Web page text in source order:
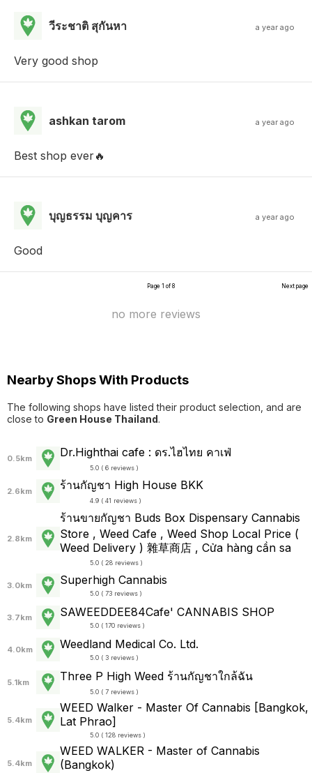
วีระชาติ สุกันหา a year ago
Very good shop
ashkan tarom a year ago
Best shop ever🔥
บุญธรรม บุญคาร a year ago
Good
Page 1 of 8 Next page
no more reviews
Nearby Shops With Products
The following shops have listed their product selection, and are
close to Green House Thailand.
0.5km Dr.Highthai cafe : ดร.ไฮไทย คาเฟ่
5.0 ( 6 reviews )
2.6km ร้านกัญชา High House BKK
4.9 ( 41 reviews )
2.8km
ร้านขายกัญชา Buds Box Dispensary Cannabis
Store , Weed Cafe , Weed Shop Local Price (
Weed Delivery ) 雜草商店 , Cửa hàng cần sa
5.0 ( 28 reviews )
3.0km Superhigh Cannabis
5.0 ( 73 reviews )
3.7km SAWEEDDEE84Cafe' CANNABIS SHOP
5.0 ( 170 reviews )
4.0km Weedland Medical Co. Ltd.
5.0 ( 3 reviews )
5.1km Three P High Weed ร้านกัญชาใกล้ฉัน
5.0 ( 7 reviews )
5.4km
WEED Walker - Master Of Cannabis [Bangkok,
Lat Phrao]
5.0 ( 128 reviews )
5.4km
WEED WALKER - Master of Cannabis
(Bangkok)